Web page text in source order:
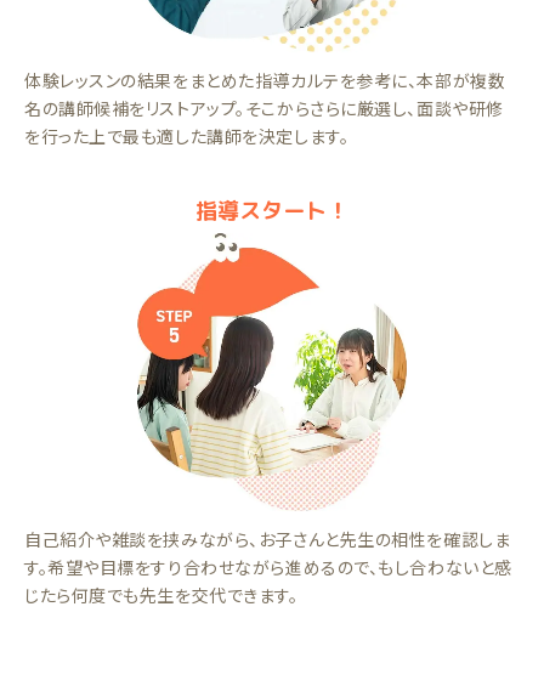
体験レッスンの結果をまとめた指導カルテを参考に、本部が複数
名の講師候補をリストアップ。そこからさらに厳選し、面談や研修
を行った上で最も適した講師を決定します。
指導スタート！
自己紹介や雑談を挟みながら、お子さんと先生の相性を確認しま
す。希望や目標をすり合わせながら進めるので、もし合わないと感
じたら何度でも先生を交代できます。